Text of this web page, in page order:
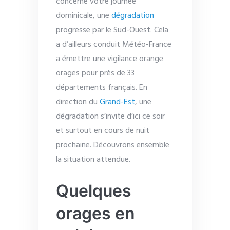
dominicale, unedégradation
progresse par le Sud-Ouest. Cela
a d’ailleurs conduit Météo-France
a émettre une vigilance orange
orages pour près de 33
départements français. En
direction duGrand-Est, une
dégradation s’invite d’ici ce soir
et surtout en cours de nuit
prochaine. Découvrons ensemble
la situation attendue.
Quelques
orages en